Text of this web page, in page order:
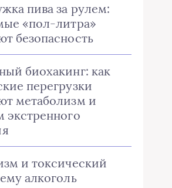
пива за рулем:
«пол-литра»
безопасность
биохакинг: как
перегрузки
метаболизм и
экстренного
и токсический
алкоголь